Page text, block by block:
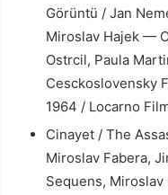
Görüntü / Jan
Miroslav Hajek —
Ostrcil, Paula
Cesckoslovensky
1964 / Locarno
Cinayet / The
Miroslav Fabera,
Sequens,